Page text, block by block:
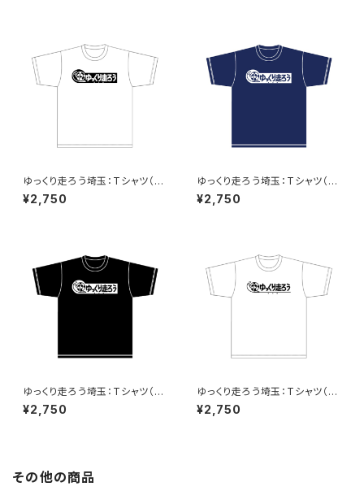
ゆっくり走ろう埼玉：Tシャツ（W
hite）B
¥2,750
ゆっくり走ろう埼玉：Tシャツ（N
aby）B
¥2,750
ゆっくり走ろう埼玉：Tシャツ（Bl
ack）B
¥2,750
ゆっくり走ろう埼玉：Tシャツ（W
hite）C
¥2,750
その他の商品